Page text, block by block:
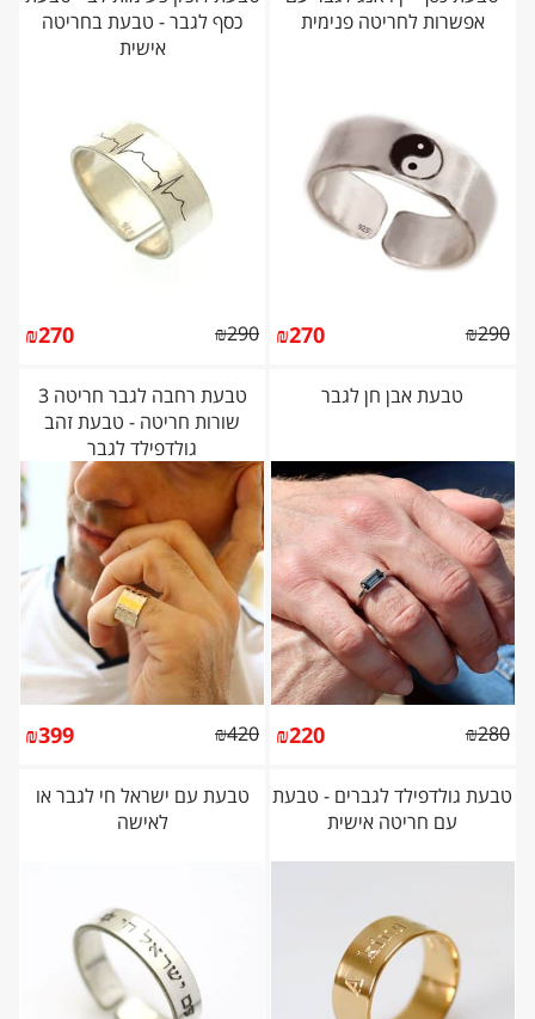
אפשרות לחריטה פנימית
₪290
₪270
כסף לגבר - טבעת בחריטה
אישית
₪290
₪270
טבעת אבן חן לגבר
₪280
₪220
טבעת רחבה לגבר חריטה 3
שורות חריטה - טבעת זהב
גולדפילד לגבר
₪420
₪399
טבעת גולדפילד לגברים - טבעת
עם חריטה אישית
טבעת עם ישראל חי לגבר או
לאישה